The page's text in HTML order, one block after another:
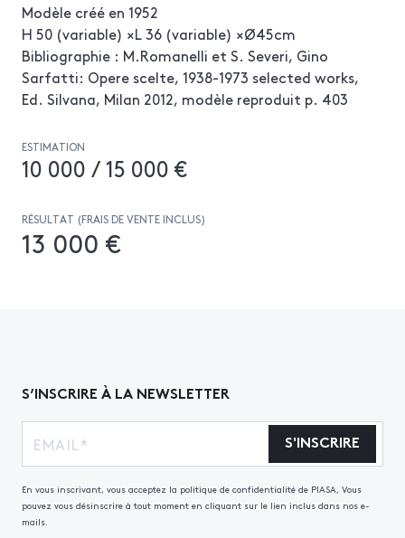
Modèle créé en 1952
H 50 (variable) ×L 36 (variable) ×Ø45cm
Bibliographie : M.Romanelli et S. Severi, Gino
Sarfatti: Opere scelte, 1938-1973 selected works,
Ed. Silvana, Milan 2012, modèle reproduit p. 403
ESTIMATION
10 000 / 15 000 €
RÉSULTAT (FRAIS DE VENTE INCLUS)
13 000 €
S’INSCRIRE À LA NEWSLETTER
S'INSCRIRE
En vous inscrivant, vous acceptez la politique de confidentialité de PIASA, Vous
pouvez vous désinscrire à tout moment en cliquant sur le lien inclus dans nos e-
mails.